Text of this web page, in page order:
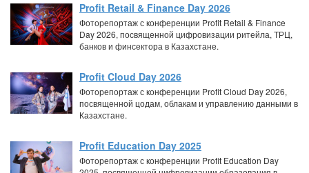
Profit Retail & Finance Day 2026
Фоторепортаж с конференции Profit Retail & Finance
Day 2026, посвященной цифровизации ритейла, ТРЦ,
банков и финсектора в Казахстане.
Profit Cloud Day 2026
Фоторепортаж с конференции Profit Cloud Day 2026,
посвященной цодам, облакам и управлению данными в
Казахстане.
Profit Education Day 2025
Фоторепортаж с конференции Profit Education Day